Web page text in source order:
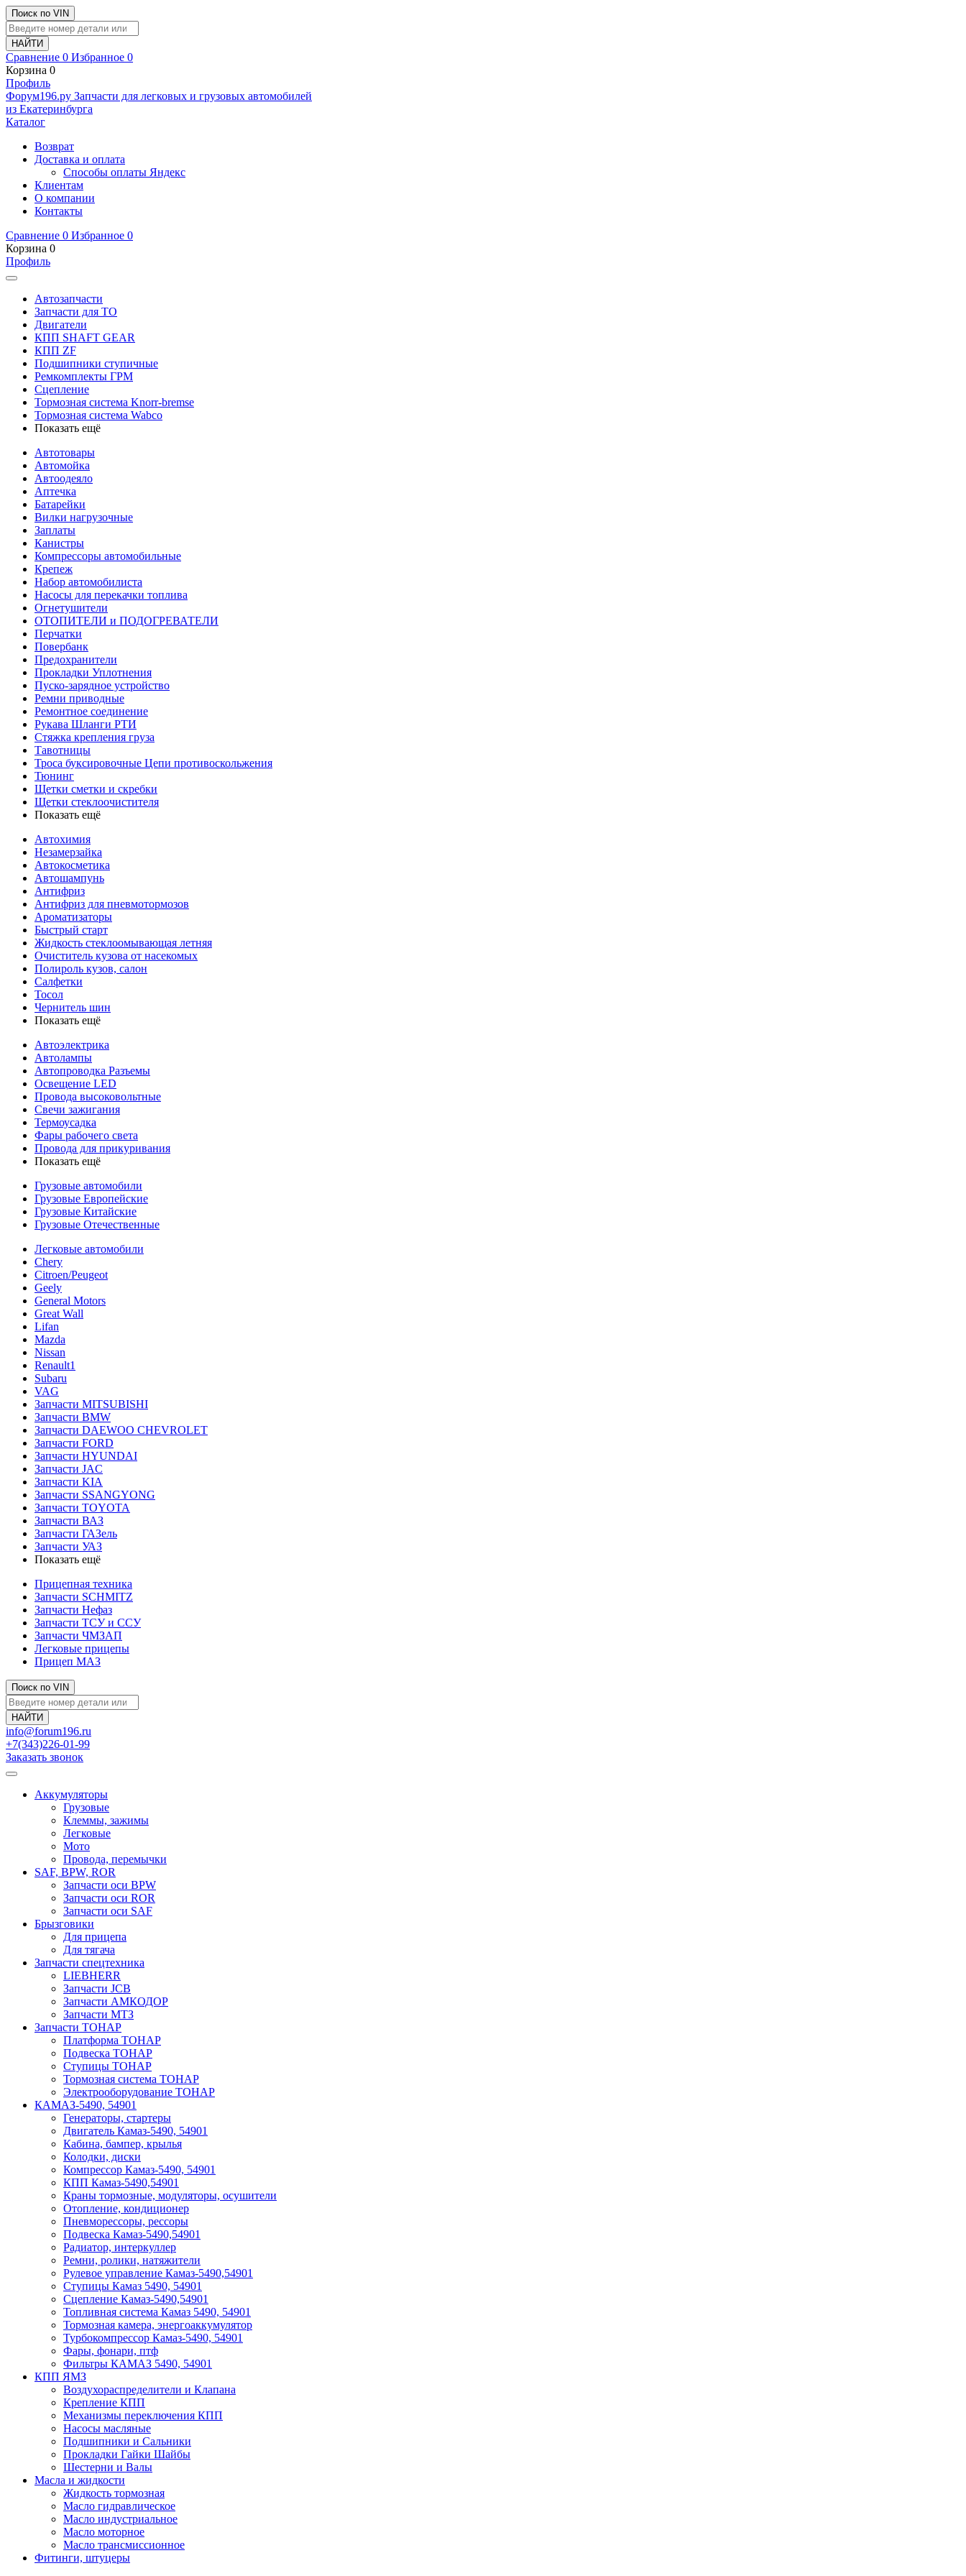
Поиск по VIN
Сравнение 0 Избранное 0
Корзина 0
Профиль
Фoрум196.ру Запчасти для легковых и грузовых автомобилей
из Екатеринбурга
Каталог
Возврат
Доставка и оплата
Способы оплаты Яндекс
Клиентам
О компании
Контакты
Сравнение 0 Избранное 0
Корзина 0
Профиль
Автозапчасти
Запчасти для ТО
Двигатели
КПП SHAFT GEAR
КПП ZF
Подшипники ступичные
Ремкомплекты ГРМ
Сцепление
Тормозная система Knorr-bremse
Тормозная система Wabco
Показать ещё
Автотовары
Автомойка
Автоодеяло
Аптечка
Батарейки
Вилки нагрузочные
Заплаты
Канистры
Компрессоры автомобильные
Крепеж
Набор автомобилиста
Насосы для перекачки топлива
Огнетушители
ОТОПИТЕЛИ и ПОДОГРЕВАТЕЛИ
Перчатки
Повербанк
Предохранители
Прокладки Уплотнения
Пуско-зарядное устройство
Ремни приводные
Ремонтное соединение
Рукава Шланги РТИ
Стяжка крепления груза
Тавотницы
Троса буксировочные Цепи противоскольжения
Тюнинг
Щетки сметки и скребки
Щетки стеклоочистителя
Показать ещё
Автохимия
Незамерзайка
Автокосметика
Автошампунь
Антифриз
Антифриз для пневмотормозов
Ароматизаторы
Быстрый старт
Жидкость стеклоомывающая летняя
Очиститель кузова от насекомых
Полироль кузов, салон
Салфетки
Тосол
Чернитель шин
Показать ещё
Автоэлектрика
Автолампы
Автопроводка Разъемы
Освещение LED
Провода высоковольтные
Свечи зажигания
Термоусадка
Фары рабочего света
Провода для прикуривания
Показать ещё
Грузовые автомобили
Грузовые Европейские
Грузовые Китайские
Грузовые Отечественные
Легковые автомобили
Chery
Citroen/Peugeot
Geely
General Motors
Great Wall
Lifan
Mazda
Nissan
Renault1
Subaru
VAG
Запчасти MITSUBISHI
Запчасти BMW
Запчасти DAEWOO CHEVROLET
Запчасти FORD
Запчасти HYUNDAI
Запчасти JAC
Запчасти KIA
Запчасти SSANGYONG
Запчасти TOYOTA
Запчасти ВАЗ
Запчасти ГАЗель
Запчасти УАЗ
Показать ещё
Прицепная техника
Запчасти SCHMITZ
Запчасти Нефаз
Запчасти ТСУ и ССУ
Запчасти ЧМЗАП
Легковые прицепы
Прицеп МАЗ
Поиск по VIN
info@forum196.ru
+7(343)226-01-99
Заказать звонок
Аккумуляторы
Грузовые
Клеммы, зажимы
Легковые
Мото
Провода, перемычки
SAF, BPW, ROR
Запчасти оси BPW
Запчасти оси ROR
Запчасти оси SAF
Брызговики
Для прицепа
Для тягача
Запчасти спецтехника
LIEBHERR
Запчасти JCB
Запчасти АМКОДОР
Запчасти МТЗ
Запчасти ТОНАР
Платформа ТОНАР
Подвеска ТОНАР
Ступицы ТОНАР
Тормозная система ТОНАР
Электрооборудование ТОНАР
КАМАЗ-5490, 54901
Генераторы, стартеры
Двигатель Камаз-5490, 54901
Кабина, бампер, крылья
Колодки, диски
Компрессор Камаз-5490, 54901
КПП Камаз-5490,54901
Краны тормозные, модуляторы, осушители
Отопление, кондиционер
Пневморессоры, рессоры
Подвеска Камаз-5490,54901
Радиатор, интеркуллер
Ремни, ролики, натяжители
Рулевое управление Камаз-5490,54901
Ступицы Камаз 5490, 54901
Сцепление Камаз-5490,54901
Топливная система Камаз 5490, 54901
Тормозная камера, энергоаккумулятор
Турбокомпрессор Камаз-5490, 54901
Фары, фонари, птф
Фильтры КАМАЗ 5490, 54901
КПП ЯМЗ
Воздухораспределители и Клапана
Крепление КПП
Механизмы переключения КПП
Насосы масляные
Подшипники и Сальники
Прокладки Гайки Шайбы
Шестерни и Валы
Масла и жидкости
Жидкость тормозная
Масло гидравлическое
Масло индустриальное
Масло моторное
Масло трансмиссионное
Фитинги, штуцеры